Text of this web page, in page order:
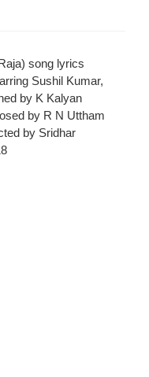
song lyrics
Sushil Kumar,
by K Kalyan
by R N Uttham
by Sridhar
x
x